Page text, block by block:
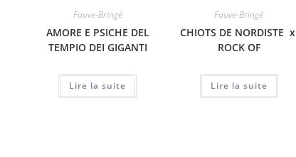
Fauve-Bringé
AMORE E PSICHE DEL
TEMPIO DEI GIGANTI
Lire la suite
Fauve-Bringé
CHIOTS DE NORDISTE x
ROCK OF
Lire la suite